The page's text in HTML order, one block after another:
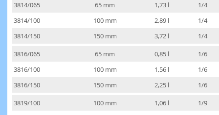
3814/065 65 mm 1,73 l
1/4
3814/100
100 mm 2,89 l
1/4
3814/150
150 mm 3,72 l 1/4
3816/065 65 mm 0,85 l
1/6
3816/100
100 mm 1,56 l
1/6
3816/150
150 mm 2,25 l 1/6
3819/100 100 mm 1,06 l 1/9